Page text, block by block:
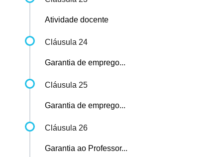
Atividade docente
Cláusula 24
Garantia de emprego...
Cláusula 25
Garantia de emprego...
Cláusula 26
Garantia ao Professor...